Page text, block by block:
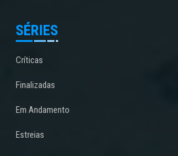
SÉRIES
Críticas
Finalizadas
Em Andamento
Estreias